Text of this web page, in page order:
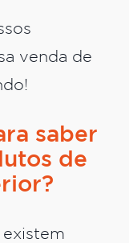
venda de
saber
de